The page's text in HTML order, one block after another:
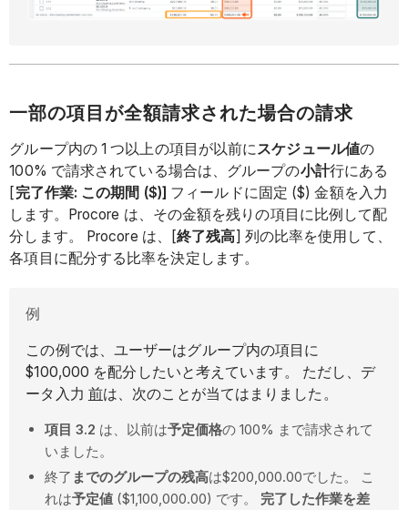
一部の項目が全額請求された場合の請求
グループ内の 1 つ以上の項目が以前にスケジュール値の
100% で請求されている場合は、グループの小計行にある
[完了作業: この期間 ($)] フィールドに固定 ($) 金額を入力
します。Procore は、その金額を残りの項目に比例して配
分します。 Procore は、[終了残高] 列の比率を使用して、
各項目に配分する比率を決定します。
例
この例では、ユーザーはグループ内の項目に
$100,000 を配分したいと考えています。 ただし、デ
ータ入力 前は、次のことが当てはまりました。
項目 3.2 は、以前は予定価格の 100% まで請求されて
いました。
終了 までのグループの残高は$200,000.00でした。 こ
れは予定値 ($1,100,000.00) です。 完了した作業を差